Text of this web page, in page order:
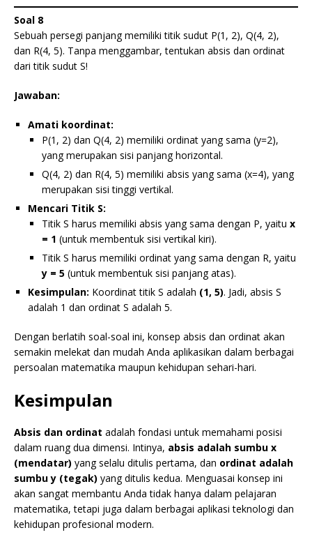
Soal 8
Sebuah persegi panjang memiliki titik sudut P(1, 2), Q(4, 2),
dan R(4, 5). Tanpa menggambar, tentukan absis dan ordinat
dari titik sudut S!
Jawaban:
Amati koordinat:
P(1, 2) dan Q(4, 2) memiliki ordinat yang sama (y=2),
yang merupakan sisi panjang horizontal.
Q(4, 2) dan R(4, 5) memiliki absis yang sama (x=4), yang
merupakan sisi tinggi vertikal.
Mencari Titik S:
Titik S harus memiliki absis yang sama dengan P, yaitu x
= 1 (untuk membentuk sisi vertikal kiri).
Titik S harus memiliki ordinat yang sama dengan R, yaitu
y = 5 (untuk membentuk sisi panjang atas).
Kesimpulan: Koordinat titik S adalah (1, 5). Jadi, absis S
adalah 1 dan ordinat S adalah 5.
Dengan berlatih soal-soal ini, konsep absis dan ordinat akan
semakin melekat dan mudah Anda aplikasikan dalam berbagai
persoalan matematika maupun kehidupan sehari-hari.
Kesimpulan
Absis dan ordinat adalah fondasi untuk memahami posisi
dalam ruang dua dimensi. Intinya, absis adalah sumbu x
(mendatar) yang selalu ditulis pertama, dan ordinat adalah
sumbu y (tegak) yang ditulis kedua. Menguasai konsep ini
akan sangat membantu Anda tidak hanya dalam pelajaran
matematika, tetapi juga dalam berbagai aplikasi teknologi dan
kehidupan profesional modern.